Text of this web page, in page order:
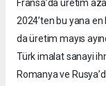
Fransa’da üretim
2024’ten bu yana en
da üretim mayıs
Türk imalat sanayi
Romanya ve